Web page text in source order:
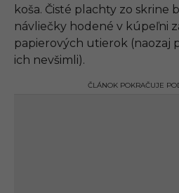
koša. Čisté plachty zo skrine
návliečky hodené v kúpeľni
papierových utierok (naozaj
ich nevšimli).
ČLÁNOK POKRAČUJE